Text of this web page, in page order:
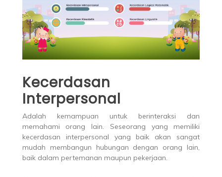
Kecerdasan
Interpersonal
Adalah kemampuan untuk berinteraksi dan
memahami orang lain. Seseorang yang memiliki
kecerdasan interpersonal yang baik akan sangat
mudah membangun hubungan dengan orang lain,
baik dalam pertemanan maupun pekerjaan.